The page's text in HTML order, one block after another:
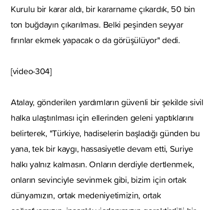
Kurulu bir karar aldı, bir kararname çıkardık, 50 bin
ton buğdayın çıkarılması. Belki peşinden seyyar
fırınlar ekmek yapacak o da görüşülüyor" dedi.
[video-304]
Atalay, gönderilen yardımların güvenli bir şekilde sivil
halka ulaştırılması için ellerinden geleni yaptıklarını
belirterek, "Türkiye, hadiselerin başladığı günden bu
yana, tek bir kaygı, hassasiyetle devam etti, Suriye
halkı yalnız kalmasın. Onların derdiyle dertlenmek,
onların sevinciyle sevinmek gibi, bizim için ortak
dünyamızın, ortak medeniyetimizin, ortak